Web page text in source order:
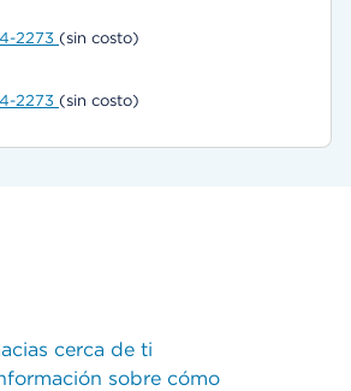
2273 (sin costo)
2273 (sin costo)
cerca de ti
sobre cómo